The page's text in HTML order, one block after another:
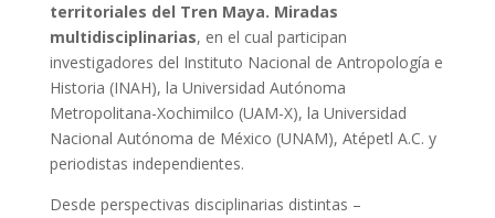
territoriales del Tren Maya. Miradas
multidisciplinarias, en el cual participan
investigadores del Instituto Nacional de Antropología e
Historia (INAH), la Universidad Autónoma
Metropolitana-Xochimilco (UAM-X), la Universidad
Nacional Autónoma de México (UNAM), Atépetl A.C. y
periodistas independientes.
Desde perspectivas disciplinarias distintas –